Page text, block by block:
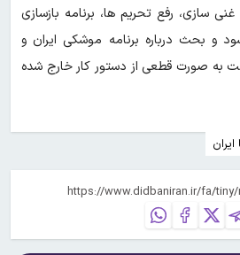
سازی، رفع تحریم ها، برنامه بازسازی
و بحث درباره برنامه موشکی ایران و
به صورت قطعی از دستور کار خارج شده
ایران